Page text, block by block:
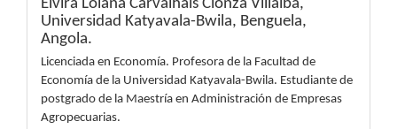
Elvira Lolana Carvalhais Cionza Villalba,
Universidad Katyavala-Bwila, Benguela,
Angola.
Licenciada en Economía. Profesora de la Facultad de
Economía de la Universidad Katyavala-Bwila. Estudiante de
postgrado de la Maestría en Administración de Empresas
Agropecuarias.